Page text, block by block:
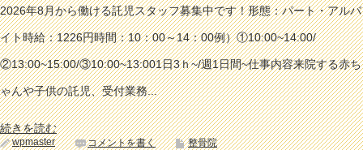
2026年8月から働ける託児スタッフ募集中です！形態：パート・アルバ
イト時給：1226円時間：10：00～14：00例）①10:00~14:00/
②13:00~15:00/③10:00~13:001日3ｈ~/週1日間~仕事内容来院する赤ち
ゃんや子供の託児、受付業務...
続きを読む
wpmaster コメントを書く
整骨院